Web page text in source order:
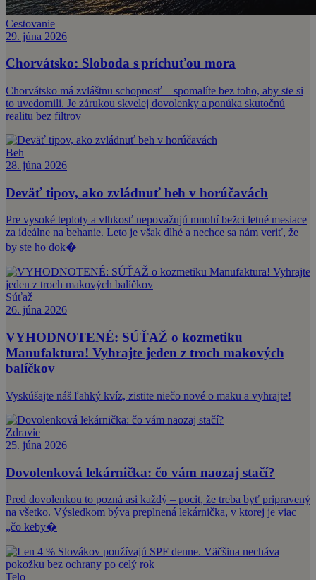
Cestovanie
29. júna 2026
Chorvátsko: Sloboda s príchuťou mora
Chorvátsko má zvláštnu schopnosť – spomalíte bez toho, aby ste si
to uvedomili. Je zárukou skvelej dovolenky a ponúka skutočnú
realitu bez filtrov
Beh
28. júna 2026
Deväť tipov, ako zvládnuť beh v horúčavách
Pre vysoké teploty a vlhkosť nepovažujú mnohí bežci letné mesiace
za ideálne na behanie. Leto je však dlhé a nechce sa nám veriť, že
by ste ho dok�
Súťaž
26. júna 2026
VYHODNOTENÉ: SÚŤAŽ o kozmetiku
Manufaktura! Vyhrajte jeden z troch makových
balíčkov
Vyskúšajte náš ľahký kvíz, zistite niečo nové o maku a vyhrajte!
Zdravie
25. júna 2026
Dovolenková lekárnička: čo vám naozaj stačí?
Pred dovolenkou to pozná asi každý – pocit, že treba byť pripravený
na všetko. Výsledkom býva preplnená lekárnička, v ktorej je viac
„čo keby�
Telo